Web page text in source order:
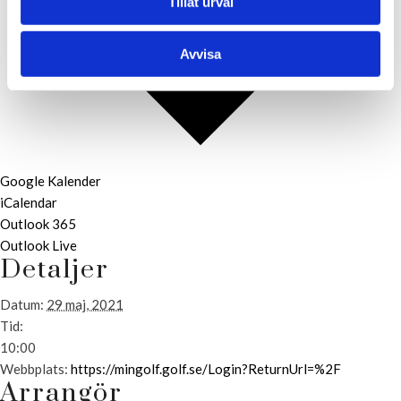
Avvisa
Google Kalender
iCalendar
Outlook 365
Outlook Live
Detaljer
Datum: 29 maj, 2021
Tid:
10:00
Webbplats: https://mingolf.golf.se/Login?ReturnUrl=%2F
Arrangör